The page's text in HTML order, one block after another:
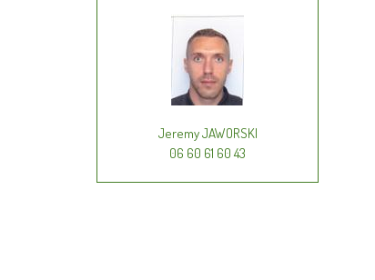
Jeremy JAWORSKI
06 60 61 60 43